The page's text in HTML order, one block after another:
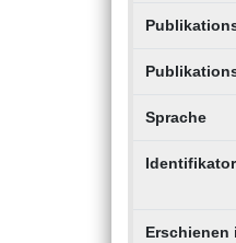
Sprache
Identifikator
Erschienen